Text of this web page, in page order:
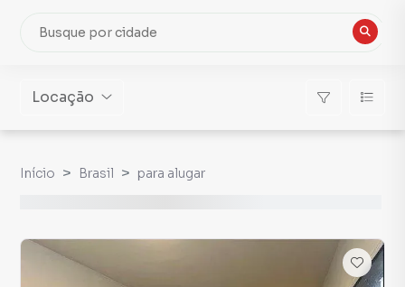
Locação
Início Brasil para alugar